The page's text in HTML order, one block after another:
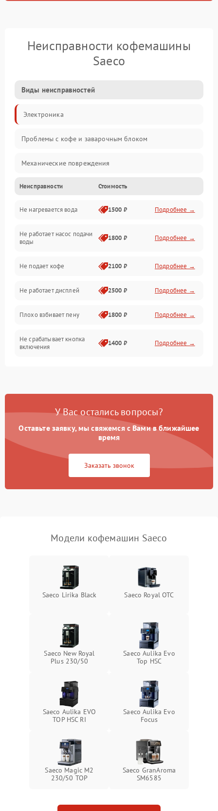
Неисправности кофемашины
Saeco
Виды неисправностей
Электроника
Проблемы с кофе и заварочным блоком
Механические повреждения
Прочие неисправности
Включение и работа
Проблемы с водой
Неисправности Стоимость
Не нагревается вода 1500 ₽ Подробнее →
Не работает насос подачи
воды
1800 ₽ Подробнее →
Не подает кофе 2100 ₽ Подробнее →
Не работает дисплей 2500 ₽ Подробнее →
Плохо взбивает пену 1800 ₽ Подробнее →
Не срабатывает кнопка
включения
1400 ₽ Подробнее →
Постоянные сбои в работе 1500 ₽ Подробнее →
У Вас остались вопросы?
Оставьте заявку, мы свяжемся с Вами в ближайшее
время
Заказать звонок
Модели кофемашин Saeco
Saeco Lirika Black Saeco Royal OTC
Saeco New Royal
Plus 230/50
Saeco Aulika Evo
Top HSC
Saeco Aulika EVO
TOP HSC RI
Saeco Aulika Evo
Focus
Saeco Magic M2
230/50 TOP
Saeco GranAroma
SM6585